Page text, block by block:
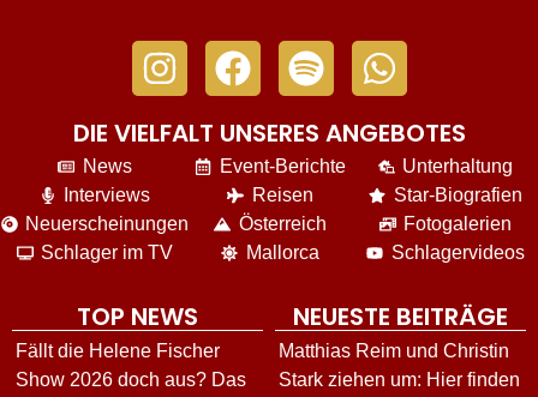
DIE VIELFALT UNSERES ANGEBOTES
News
Interviews
Neuerscheinungen
Schlager im TV
Event-Berichte
Reisen
Österreich
Mallorca
Unterhaltung
Star-Biografien
Fotogalerien
Schlagervideos
TOP NEWS
Fällt die Helene Fischer
Show 2026 doch aus? Das
NEUESTE BEITRÄGE
Matthias Reim und Christin
Stark ziehen um: Hier finden